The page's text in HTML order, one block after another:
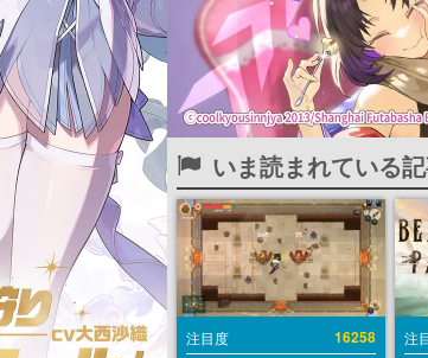
いま読まれている
注目度 16258 注